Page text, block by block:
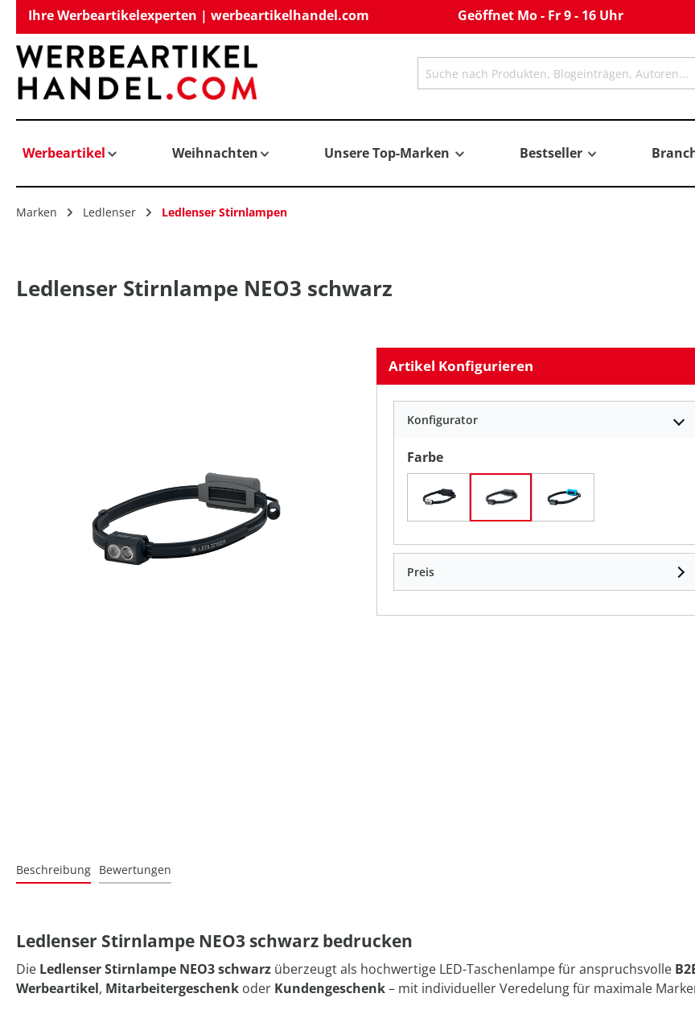
Zur Hauptnavigation springen
Ihre Werbeartikelexperten | werbeartikelhandel.com Geöffnet Mo - Fr 9 - 16 Uhr
Werbeartikel Weihnachten Unsere Top-Marken Bestseller
Marken Ledlenser Ledlenser Stirnlampen
Ledlenser Stirnlampe NEO3 schwarz
Artikel Konfigurieren
Konfigurator
Farbeauswählen
weiss schwarz blau
Preis
Beschreibung Bewertungen
Ledlenser Stirnlampe NEO3 schwarz bedrucken
Die Ledlenser Stirnlampe NEO3 schwarz überzeugt als hochwertige LED-Taschenlampe für anspruchsvolle
Werbeartikel, Mitarbeitergeschenk oder Kundengeschenk– mit individueller Veredelung für maximale